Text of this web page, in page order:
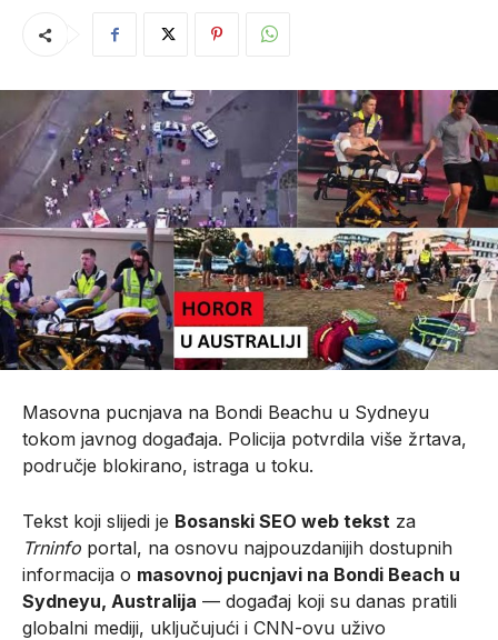
Masovna pucnjava na Bondi Beachu u Sydneyu
tokom javnog događaja. Policija potvrdila više žrtava,
područje blokirano, istraga u toku.
Tekst koji slijedi je Bosanski SEO web tekst za
Trninfo portal, na osnovu najpouzdanijih dostupnih
informacija o masovnoj pucnjavi na Bondi Beach u
Sydneyu, Australija — događaj koji su danas pratili
globalni mediji, uključujući i CNN-ovu uživo